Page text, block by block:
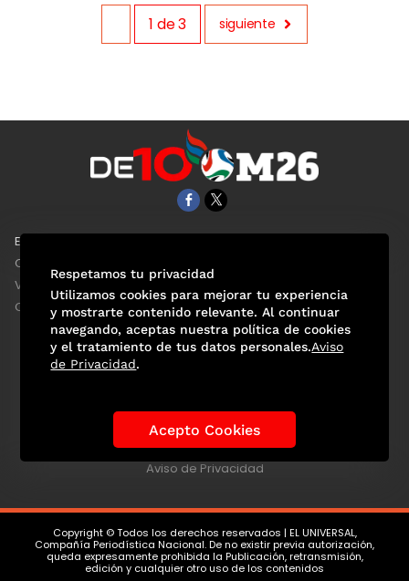
1 de3 siguiente
EL UNIVERSAL
Clase
ViveUSA
Confabulario
Historia de los Mundiales Lo viral
Anécdotas Mundialistas
Las Figuras Tendencias Directorio
Aviso de Privacidad
Copyright © Todos los derechos reservados | EL UNIVERSAL,
Compañía Periodística Nacional. De no existir previa autorización,
queda expresamente prohibida la Publicación, retransmisión,
edición y cualquier otro uso de los contenidos
Respetamos tu privacidad
Utilizamos cookies para mejorar tu experiencia
y mostrarte contenido relevante. Al continuar
navegando, aceptas nuestra política de cookies
y el tratamiento de tus datos personales.Aviso
de Privacidad.
Acepto Cookies